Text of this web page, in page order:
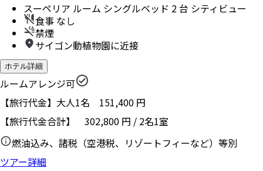
スーペリア ルーム シングルベッド 2 台 シティビュー
食事 なし
禁煙
サイゴン動植物園に近接
ホテル詳細
ルームアレンジ可
【旅行代金】大人1名 151,400 円
【旅行代金合計】 302,800 円 / 2名1室
燃油込み、諸税（空港税、リゾートフィーなど）等別
ツアー詳細